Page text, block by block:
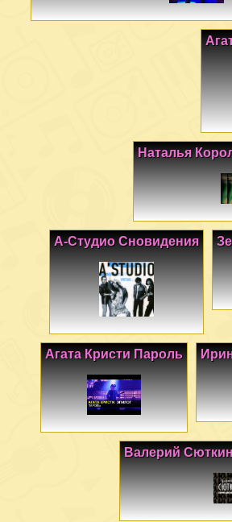
Наталья
А-Студио Сновидения
Агата Кристи Пароль
Валерий